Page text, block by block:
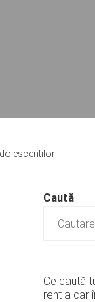
Caută
Ce caută
rent a car